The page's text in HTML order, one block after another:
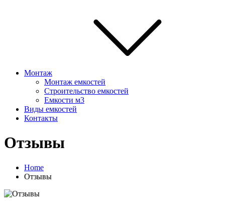
Монтаж
Монтаж емкостей
Строительство емкостей
Емкости м3
Виды емкостей
Контакты
Отзывы
Home
Отзывы